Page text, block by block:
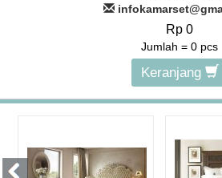
Rp 0
Jumlah = 0 pcs
Keranjang